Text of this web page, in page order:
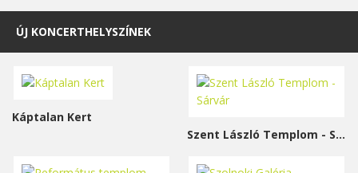
ÚJ KONCERTHELYSZÍNEK
Káptalan Kert
Szent László Templom - Sárvár